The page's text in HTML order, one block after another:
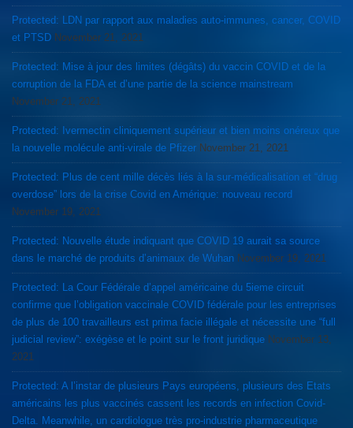
Protected: LDN par rapport aux maladies auto-immunes, cancer, COVID
et PTSD November 21, 2021
Protected: Mise à jour des limites (dégâts) du vaccin COVID et de la
corruption de la FDA et d’une partie de la science mainstream
November 21, 2021
Protected: Ivermectin cliniquement supérieur et bien moins onéreux que
la nouvelle molécule anti-virale de Pfizer November 21, 2021
Protected: Plus de cent mille décès liés à la sur-médicalisation et “drug
overdose” lors de la crise Covid en Amérique: nouveau record
November 19, 2021
Protected: Nouvelle étude indiquant que COVID 19 aurait sa source
dans le marché de produits d’animaux de Wuhan November 19, 2021
Protected: La Cour Fédérale d’appel américaine du 5ieme circuit
confirme que l’obligation vaccinale COVID fédérale pour les entreprises
de plus de 100 travailleurs est prima facie illégale et nécessite une “full
judicial review”: exégèse et le point sur le front juridique November 13,
2021
Protected: A l’instar de plusieurs Pays européens, plusieurs des Etats
américains les plus vaccinés cassent les records en infection Covid-
Delta. Meanwhile, un cardiologue très pro-industrie pharmaceutique